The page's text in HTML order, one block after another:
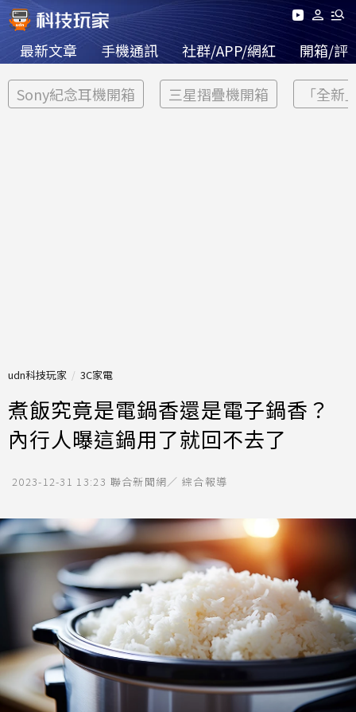
最新文章 手機通訊 社群/APP/網紅 開箱/評
Sony紀念耳機開箱 三星摺疊機開箱 「全新
udn科技玩家 3C家電
煮飯究竟是電鍋香還是電子鍋香？
內行人曝這鍋用了就回不去了
2023-12-31 13:23 聯合新聞網／ 綜合報導